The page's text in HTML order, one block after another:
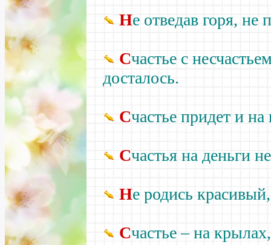
Не отведав горя, не
Счастье с
досталось.
Счастье придет и на
Счастья на деньги
Не родись
Счастье –на крылах,